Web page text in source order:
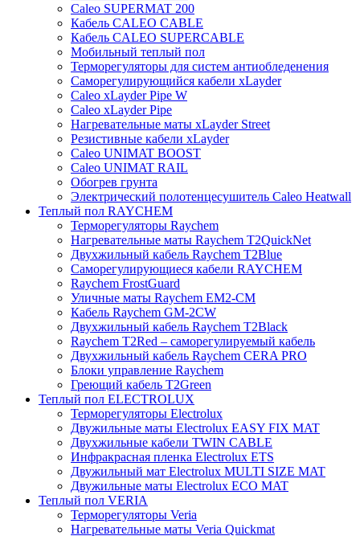
Caleo SUPERMAT 200
Кабель CALEO CABLE
Кабель CALEO SUPERCABLE
Мобильный теплый пол
Терморегуляторы для систем антиобледенения
Саморегулирующийся кабели xLayder
Caleo xLayder Pipe W
Caleo xLayder Pipe
Нагревательные маты xLayder Street
Резистивные кабели xLayder
Caleo UNIMAT BOOST
Caleo UNIMAT RAIL
Обогрев грунта
Электрический полотенцесушитель Caleo Heatwall
Теплый пол RAYCHEM
Терморегуляторы Raychem
Нагревательные маты Raychem T2QuickNet
Двухжильный кабель Raychem T2Blue
Саморегулирующиеся кабели RAYCHEM
Raychem FrostGuard
Уличные маты Raychem EM2-CM
Кабель Raychem GM-2CW
Двухжильный кабель Raychem T2Black
Raychem T2Red – саморегулируемый кабель
Двухжильный кабель Raychem CERA PRO
Блоки управление Raychem
Греющий кабель T2Green
Теплый пол ELECTROLUX
Терморегуляторы Electrolux
Двужильные маты Electrolux EASY FIX MAT
Двухжильные кабели TWIN CABLE
Инфракрасная пленка Electrolux ETS
Двужильный мат Electrolux MULTI SIZE MAT
Двужильные маты Electrolux ECO MAT
Теплый пол VERIA
Терморегуляторы Veria
Нагревательные маты Veria Quickmat